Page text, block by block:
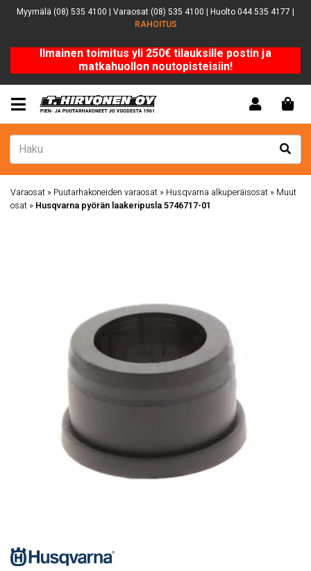
Myymälä (08) 535 4100 | Varaosat (08) 535 4100 | Huolto 044 535 4177 |
RAHOITUS
Ilmainen toimitus yli 250€ tilauksille postin ja
matkahuollon noutopisteisiin!
Varaosat » Puutarhakoneiden varaosat » Husqvarna alkuperäisosat » Muut
osat » Husqvarna pyörän laakeripusla 5746717-01